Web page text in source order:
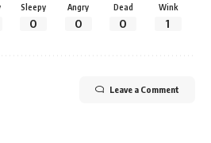
Sleepy
0
Angry
0
Dead
0
Wink
1
Leave a Comment